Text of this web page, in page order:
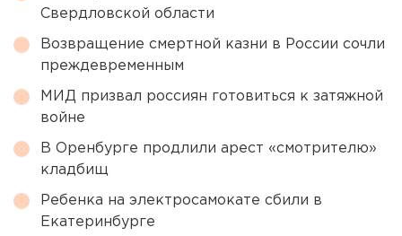
Свердловской области
Возвращение смертной казни в России сочли
преждевременным
МИД призвал россиян готовиться к затяжной
войне
В Оренбурге продлили арест «смотрителю»
кладбищ
Ребенка на электросамокате сбили в
Екатеринбурге